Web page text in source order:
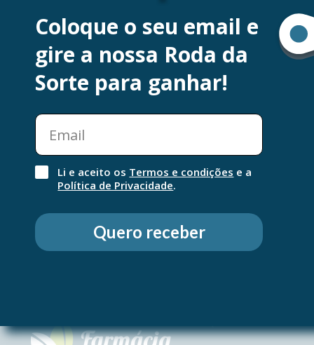
Descrição
HEXTRIL solução bucal - Utilização em infeções
garganta. Candidíases, Prevenção e Tratamento
Mau hálito
Coloque o seu email e
gire a nossa Roda da
Sorte para ganhar!
Li e aceito os Termos e condições e a
Política de Privacidade.
Quero receber